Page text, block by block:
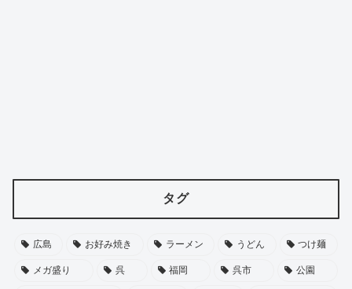
タグ
広島 お好み焼き ラーメン うどん つけ麺
メガ盛り 呉 福岡 呉市 公園